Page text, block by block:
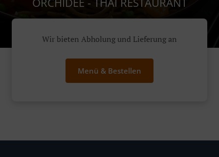
Wir bieten Abholung und Lieferung an
Menü & Bestellen